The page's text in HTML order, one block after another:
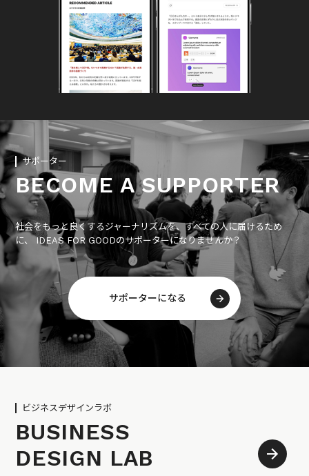
サポーター
BECOME A SUPPORTER
社会をもっと良くするジャーナリズムを、すべての人に届けるため
に、 IDEAS FOR GOODのサポーターになりませんか？
サポーターになる
ビジネスデザインラボ
BUSINESS
DESIGN LAB